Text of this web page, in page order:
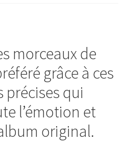
morceaux de
grâce à ces
qui
l’émotion et
original.